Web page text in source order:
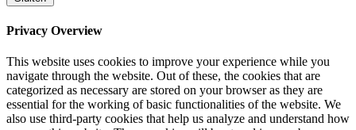
Privacy Overview
This website uses cookies to improve your experience while you
navigate through the website. Out of these, the cookies that are
categorized as necessary are stored on your browser as they are
essential for the working of basic functionalities of the website. We
also use third-party cookies that help us analyze and understand how